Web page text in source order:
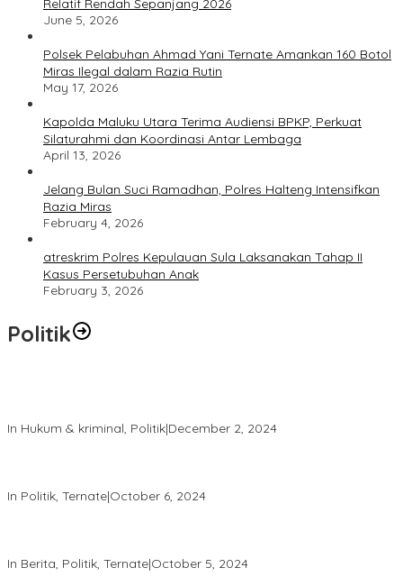
Relatif Rendah Sepanjang 2026
June 5, 2026
Polsek Pelabuhan Ahmad Yani Ternate Amankan 160 Botol
Miras Ilegal dalam Razia Rutin
May 17, 2026
Kapolda Maluku Utara Terima Audiensi BPKP, Perkuat
Silaturahmi dan Koordinasi Antar Lembaga
April 13, 2026
Jelang Bulan Suci Ramadhan, Polres Halteng Intensifkan
Razia Miras
February 4, 2026
atreskrim Polres Kepulauan Sula Laksanakan Tahap II
Kasus Persetubuhan Anak
February 3, 2026
Politik
In Hukum & kriminal, Politik|December 2, 2024
In Politik, Ternate|October 6, 2024
In Berita, Politik, Ternate|October 5, 2024